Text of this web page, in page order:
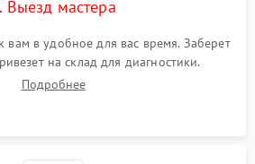
Выезд мастера
вам в удобное для вас время. Заберет
на склад для диагностики.
Подробнее